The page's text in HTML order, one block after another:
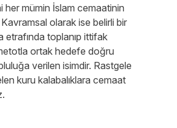
her mümin İslam cemaatinin
olarak ise belirli bir
etrafında toplanıp ittifak
ortak hedefe doğru
verilen isimdir. Rastgele
kuru kalabalıklara cemaat